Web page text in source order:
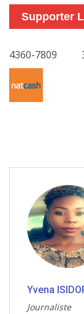
Supporter
4360-7809
Yvena
Journaliste